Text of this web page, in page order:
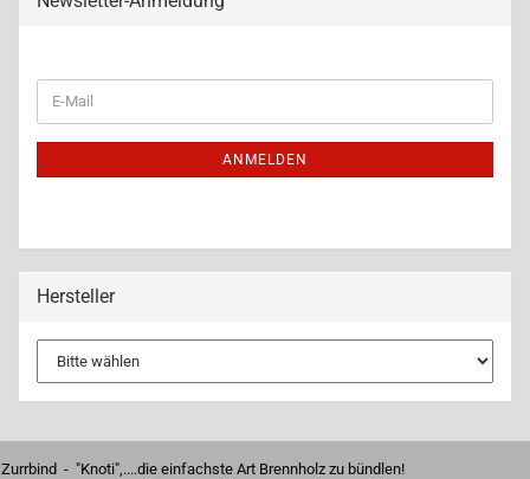
ZUR
NEWSLETTER-
E-
Mail
ANMELDEN
Hersteller
Zurrbind - "Knoti",....die einfachste Art Brennholz zu bündlen!